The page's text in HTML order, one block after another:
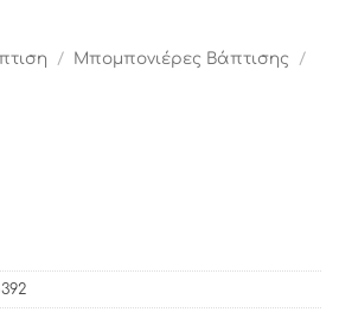
/ Μπομπονιέρες Βάπτισης
/